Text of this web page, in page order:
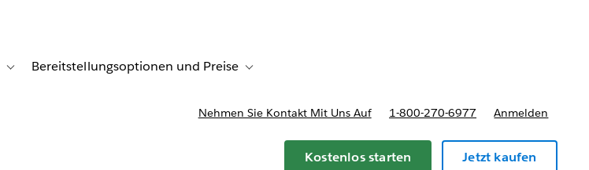
Toggle sub-navigation for Weitere Informationen
Bereitstellungsoptionen und Preise Toggle sub-navigation for Bereitstellungsoptionen und Preise
Nehmen Sie Kontakt Mit Uns Auf 1-800-270-6977 Anmelden
Kostenlos starten Jetzt kaufen